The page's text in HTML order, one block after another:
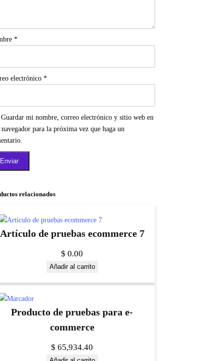
*
electrónico *
Guardar mi nombre, correo electrónico y sitio web en
navegador para la próxima vez que haga un
relacionados
Artículo de pruebas ecommerce 7
$ 0.00
Añadir al carrito
Producto de pruebas para e-
commerce
$ 65,934.40